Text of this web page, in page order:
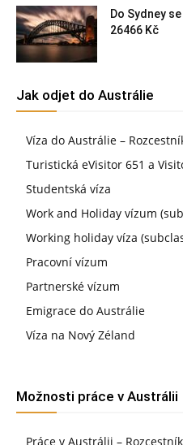
Do Sydney
26466 Kč
Jak odjet do Austrálie
Víza do Austrálie –
Turistická eVisitor 651 a
Studentská víza
Work and Holiday vízum
Working holiday víza
Pracovní vízum
Partnerské vízum
Emigrace do Austrálie
Víza na Nový Zéland
Možnosti práce v Austrálii
Práce v Austrálii – Rozcestník